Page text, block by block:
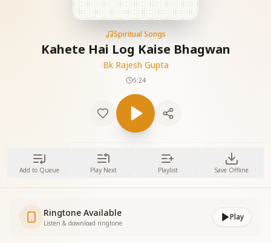
Spiritual Songs
Kahete Hai Log Kaise Bhagwan
Bk Rajesh Gupta
5:24
Add to Queue Play Next Playlist Save Offline
Ringtone Available
Listen & download ringtone
Play